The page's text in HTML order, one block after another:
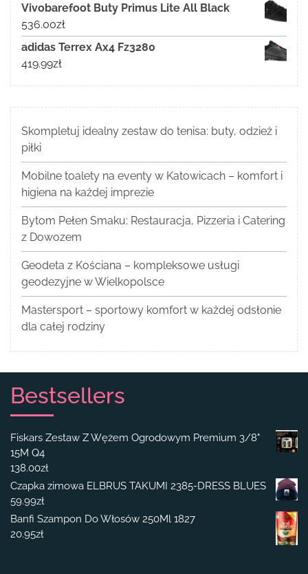
Vivobarefoot Buty Primus Lite All Black
536.00zł
adidas Terrex Ax4 Fz3280
419.99zł
Skompletuj idealny zestaw do tenisa: buty, odzież i
piłki
Mobilne toalety na eventy w Katowicach – komfort i
higiena na każdej imprezie
Bytom Pełen Smaku: Restauracja, Pizzeria i Catering
z Dowozem
Geodeta z Kościana – kompleksowe usługi
geodezyjne w Wielkopolsce
Mastersport – sportowy komfort w każdej odsłonie
dla całej rodziny
Bestsellers
Fiskars Zestaw Z Wężem Ogrodowym Premium 3/8"
15M Q4
138.00zł
Czapka zimowa ELBRUS TAKUMI 2385-DRESS BLUES
59.99zł
Banfi Szampon Do Włosów 250Ml 1827
20.95zł